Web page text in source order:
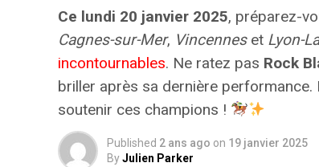
Ce lundi 20 janvier 2025, préparez-
Cagnes-sur-Mer, Vincenneset Lyon-
incontournables. Ne ratez pas Rock
briller après sa dernière
soutenir ces champions !
Published 2 ans ago on 19 janvier 2025
ByJulien Parker